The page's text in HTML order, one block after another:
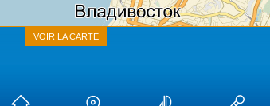
VOIR LA CARTE